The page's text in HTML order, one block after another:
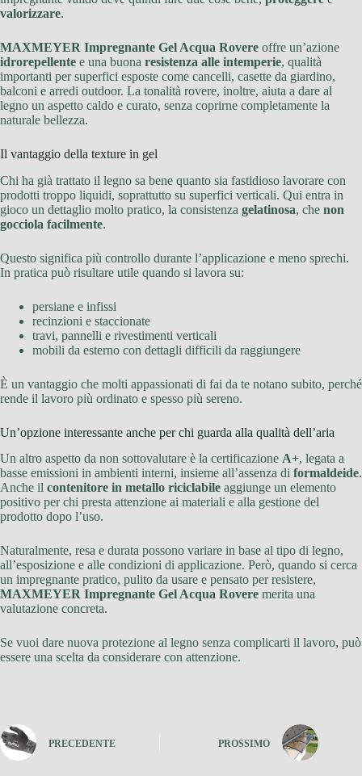
valorizzare.
MAXMEYER Impregnante Gel Acqua Rovere offre un’azione
idrorepellente e una buona resistenza alle intemperie, qualità
importanti per superfici esposte come cancelli, casette da giardino,
balconi e arredi outdoor. La tonalità rovere, inoltre, aiuta a dare al
legno un aspetto caldo e curato, senza coprirne completamente la
naturale bellezza.
Il vantaggio della texture in gel
Chi ha già trattato il legno sa bene quanto sia fastidioso lavorare con
prodotti troppo liquidi, soprattutto su superfici verticali. Qui entra in
gioco un dettaglio molto pratico, la consistenza gelatinosa, che non
gocciola facilmente.
Questo significa più controllo durante l’applicazione e meno sprechi.
In pratica può risultare utile quando si lavora su:
persiane e infissi
recinzioni e staccionate
travi, pannelli e rivestimenti verticali
mobili da esterno con dettagli difficili da raggiungere
È un vantaggio che molti appassionati di fai da te notano subito, perché
rende il lavoro più ordinato e spesso più sereno.
Un’opzione interessante anche per chi guarda alla qualità dell’aria
Un altro aspetto da non sottovalutare è la certificazione A+, legata a
basse emissioni in ambienti interni, insieme all’assenza di formaldeide.
Anche il contenitore in metallo riciclabile aggiunge un elemento
positivo per chi presta attenzione ai materiali e alla gestione del
prodotto dopo l’uso.
Naturalmente, resa e durata possono variare in base al tipo di legno,
all’esposizione e alle condizioni di applicazione. Però, quando si cerca
un impregnante pratico, pulito da usare e pensato per resistere,
MAXMEYER Impregnante Gel Acqua Rovere merita una
valutazione concreta.
Se vuoi dare nuova protezione al legno senza complicarti il lavoro, può
essere una scelta da considerare con attenzione.
PRECEDENTE PROSSIMO